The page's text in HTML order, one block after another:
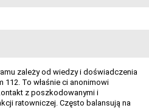
zależy od wiedzy i doświadczenia
To właśnie ci anonimowi
z poszkodowanymi i
ratowniczej. Często balansują na